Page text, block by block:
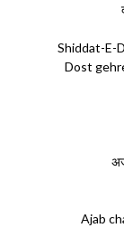
Shiddat-E-
Dost
Ajab